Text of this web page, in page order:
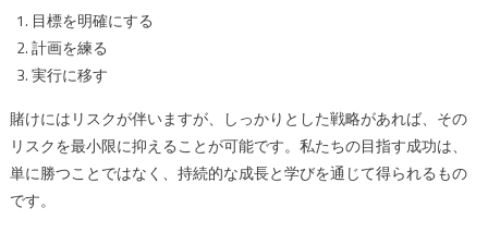
目標を明確にする
計画を練る
実行に移す
賭けにはリスクが伴いますが、しっかりとした戦略があれば、その
リスクを最小限に抑えることが可能です。私たちの目指す成功は、
単に勝つことではなく、持続的な成長と学びを通じて得られるもの
です。